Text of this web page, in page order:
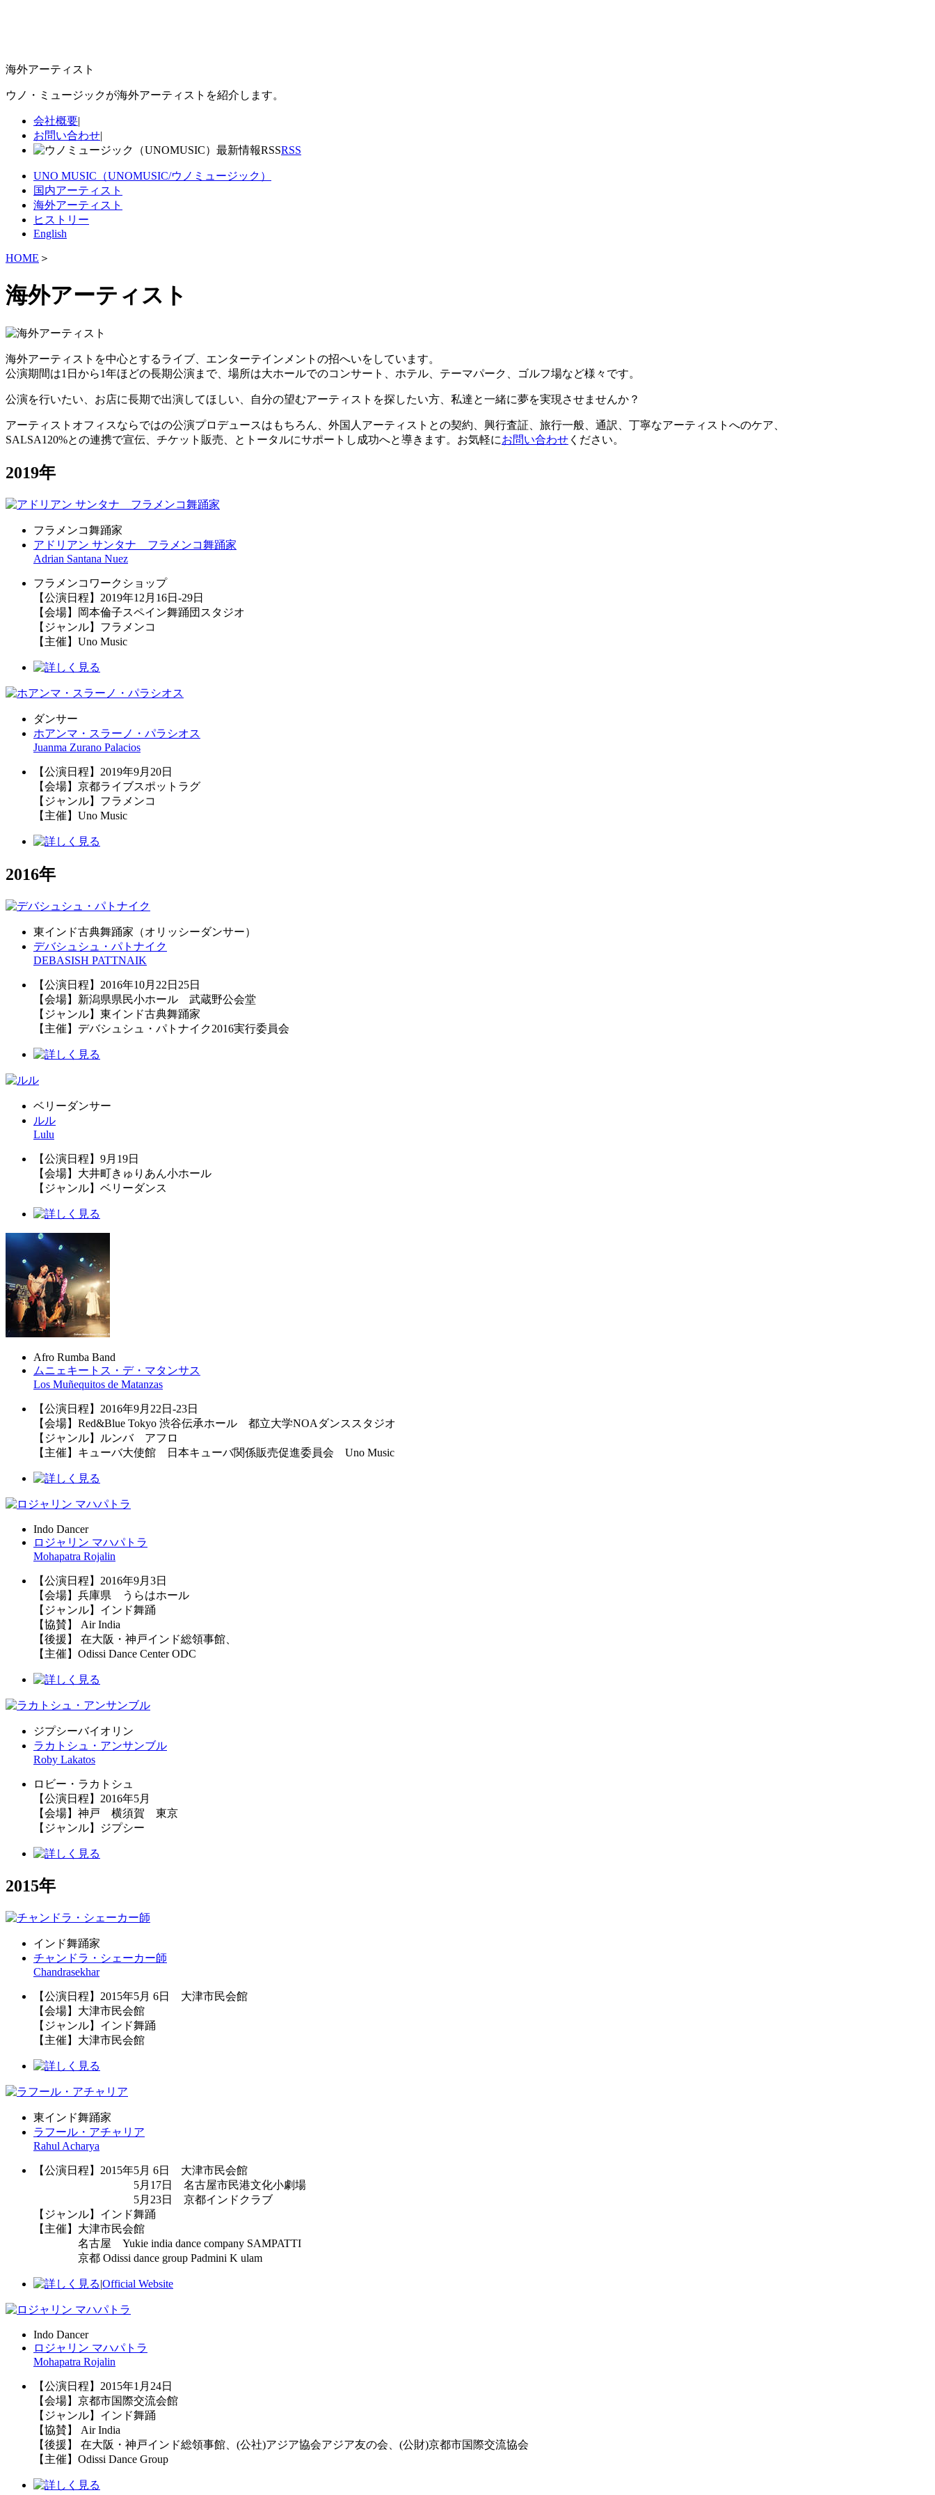
海外アーティスト
ウノ・ミュージックが海外アーティストを紹介します。
会社概要|
お問い合わせ|
RSS
UNO MUSIC（UNOMUSIC/ウノミュージック）
国内アーティスト
海外アーティスト
ヒストリー
English
HOME ＞
海外アーティスト
海外アーティストを中心とするライブ、エンターテインメントの招へいをしています。
公演期間は1日から1年ほどの長期公演まで、場所は大ホールでのコンサート、ホテル、テーマパーク、ゴルフ場など様々です。
公演を行いたい、お店に長期で出演してほしい、自分の望むアーティストを探したい方、私達と一緒に夢を実現させませんか？
アーティストオフィスならではの公演プロデュースはもちろん、外国人アーティストとの契約、興行査証、旅行一般、通訳、丁寧なアーティストへのケア、
SALSA120%との連携で宣伝、チケット販売、とトータルにサポートし成功へと導きます。お気軽にお問い合わせ ください。
2019年
フラメンコ舞踊家
アドリアン サンタナ フラメンコ舞踊家
Adrian Santana Nuez
フラメンコワークショップ
【公演日程】2019年12月16日-29日
【会場】岡本倫子スペイン舞踊団スタジオ
【ジャンル】フラメンコ
【主催】Uno Music
ダンサー
ホアンマ・スラーノ・パラシオス
Juanma Zurano Palacios
【公演日程】2019年9月20日
【会場】京都ライブスポットラグ
【ジャンル】フラメンコ
【主催】Uno Music
2016年
東インド古典舞踊家（オリッシーダンサー）
デバシュシュ・パトナイク
DEBASISH PATTNAIK
【公演日程】2016年10月22日25日
【会場】新潟県県民小ホール 武蔵野公会堂
【ジャンル】東インド古典舞踊家
【主催】デバシュシュ・パトナイク2016実行委員会
ベリーダンサー
ルル
Lulu
【公演日程】9月19日
【会場】大井町きゅりあん小ホール
【ジャンル】ベリーダンス
Afro Rumba Band
ムニェキートス・デ・マタンサス
Los Muñequitos de Matanzas
【公演日程】2016年9月22日-23日
【会場】Red&Blue Tokyo 渋谷伝承ホール 都立大学NOAダンススタジオ
【ジャンル】ルンバ アフロ
【主催】キューバ大使館 日本キューバ関係販売促進委員会 Uno Music
Indo Dancer
ロジャリン マハパトラ
Mohapatra Rojalin
【公演日程】2016年9月3日
【会場】兵庫県 うらはホール
【ジャンル】インド舞踊
【協賛】 Air India
【後援】 在大阪・神戸インド総領事館、
【主催】Odissi Dance Center ODC
ジプシーバイオリン
ラカトシュ・アンサンブル
Roby Lakatos
ロビー・ラカトシュ
【公演日程】2016年5月
【会場】神戸 横須賀 東京
【ジャンル】ジプシー
2015年
インド舞踊家
チャンドラ・シェーカー師
Chandrasekhar
【公演日程】2015年5月 6日 大津市民会館
【会場】大津市民会館
【ジャンル】インド舞踊
【主催】大津市民会館
東インド舞踊家
ラフール・アチャリア
Rahul Acharya
【公演日程】2015年5月 6日 大津市民会館
5月17日 名古屋市民港文化小劇場
5月23日 京都インドクラブ
【ジャンル】インド舞踊
【主催】大津市民会館
名古屋 Yukie india dance company SAMPATTI
京都 Odissi dance group Padmini K ulam
|Official Website
Indo Dancer
ロジャリン マハパトラ
Mohapatra Rojalin
【公演日程】2015年1月24日
【会場】京都市国際交流会館
【ジャンル】インド舞踊
【協賛】 Air India
【後援】 在大阪・神戸インド総領事館、(公社)アジア協会アジア友の会、(公財)京都市国際交流協会
【主催】Odissi Dance Group